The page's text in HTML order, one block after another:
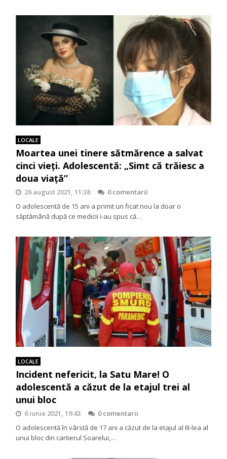
LOCALE
Moartea unei tinere sătmărence a salvat
cinci vieți. Adolescentă: „Simt că trăiesc a
doua viață”
26 august 2021, 11:38
0 comentarii
O adolescentă de 15 ani a primit un ficat nou la doar o
săptămână după ce medicii i-au spus că…
LOCALE
Incident nefericit, la Satu Mare! O
adolescentă a căzut de la etajul trei al
unui bloc
6 iunie 2021, 19:43
0 comentarii
O adolescentă în vârstă de 17 ani a căzut de la etajul al III-lea al
unui bloc din cartierul Soarelui,…